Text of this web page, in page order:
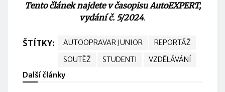
Tento článek najdete v časopisu AutoEXPERT,
vydání č. 5/2024.
ŠTÍTKY: AUTOOPRAVAR JUNIOR
REPORTÁŽ
SOUTĚŽ
STUDENTI
VZDĚLÁVÁNÍ
Další články